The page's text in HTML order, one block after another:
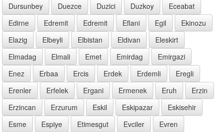
Dursunbey
Duezce Duzici Duzkoy
Eceabat
Edirne
Edremit Edremit Eflani Egil
Ekinozu
Elazig
Elbeyli Elbistan Eldivan
Eleskirt
Elmadag
Elmali Emet Emirdag
Emirgazi
Enez
Erbaa Ercis Erdek Erdemli
Eregli
Erenler
Erfelek Ergani Ermenek Eruh
Erzin
Erzincan
Erzurum Eskil Eskipazar
Eskisehir
Esme
Espiye Etimesgut Evciler
Evren